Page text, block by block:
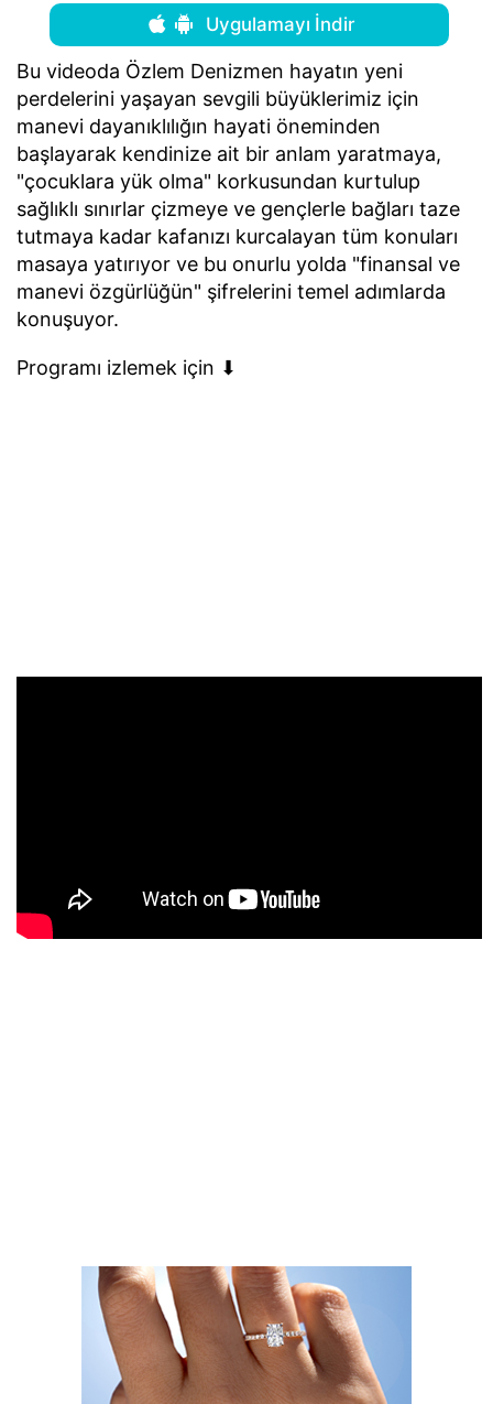
Uygulamayı İndir
Bu videoda Özlem Denizmen hayatın yeni
perdelerini yaşayan sevgili büyüklerimiz için
manevi dayanıklılığın hayati öneminden
başlayarak kendinize ait bir anlam yaratmaya,
"çocuklara yük olma" korkusundan kurtulup
sağlıklı sınırlar çizmeye ve gençlerle bağları taze
tutmaya kadar kafanızı kurcalayan tüm konuları
masaya yatırıyor ve bu onurlu yolda "finansal ve
manevi özgürlüğün" şifrelerini temel adımlarda
konuşuyor.
Programı izlemek için ⬇︎